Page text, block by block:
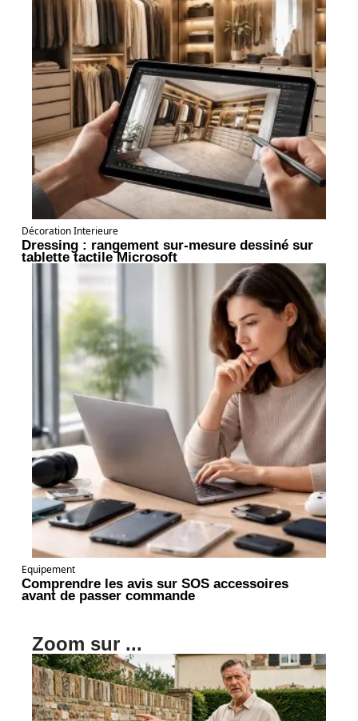
Décoration Interieure
Dressing : rangement sur-mesure dessiné sur
tablette tactile Microsoft
Equipement
Comprendre les avis sur SOS accessoires
avant de passer commande
Zoom sur ...